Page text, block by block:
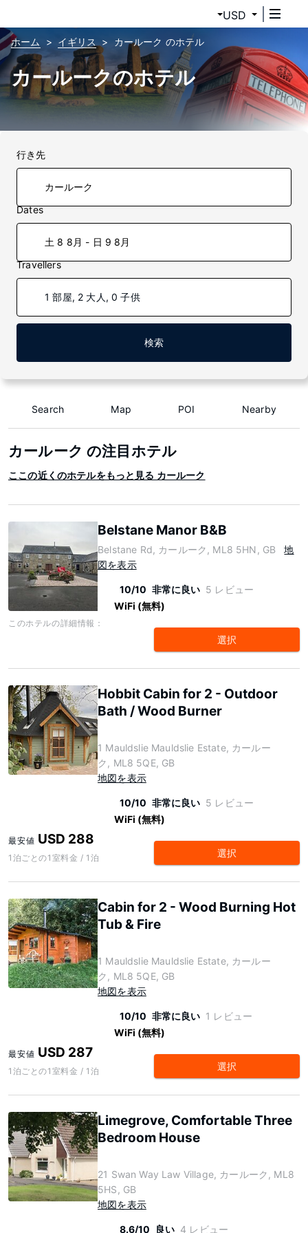
USD
ホーム イギリス カールーク のホテル
カールークのホテル
行き先
Dates
土 8 8月 - 日 9 8月
Travellers
1 部屋, 2 大人, 0 子供
検索
Search Map POI Nearby
カールーク の注目ホテル
ここの近くのホテルをもっと見る カールーク
Belstane Manor B&B
Belstane Rd, カールーク, ML8 5HN, GB
地
図を表示
10/10 非常に良い 5 レビュー
WiFi (無料)
このホテルの詳細情報：
選択
Hobbit Cabin for 2 - Outdoor
Bath / Wood Burner
1 Mauldslie Mauldslie Estate, カールー
ク, ML8 5QE, GB
地図を表示
10/10 非常に良い 5 レビュー
WiFi (無料)
最安値 USD 288
1泊ごとの1室料金 / 1泊 選択
Cabin for 2 - Wood Burning Hot
Tub & Fire
1 Mauldslie Mauldslie Estate, カールー
ク, ML8 5QE, GB
地図を表示
10/10 非常に良い 1 レビュー
WiFi (無料)
最安値 USD 287
1泊ごとの1室料金 / 1泊 選択
Limegrove, Comfortable Three
Bedroom House
21 Swan Way Law Village, カールーク, ML8
5HS, GB
地図を表示
8.6/10 良い 4 レビュー